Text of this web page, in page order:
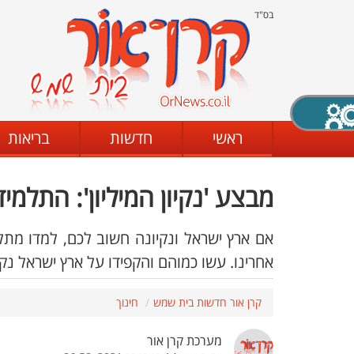
בס"ד
ראשי חדשות בריאות
מבצע 'נקיון המיליון':
אם ארץ ישראל ונקיונה חשוב לכם, למדו
אחרינו. עשו כמוהם והקפידו על ארץ ישראל
קרן אור חדשות בית שמש חינוך
מערכת קרן אור
X סגירה
מצב שחור - לבן קביעת ניגודיות